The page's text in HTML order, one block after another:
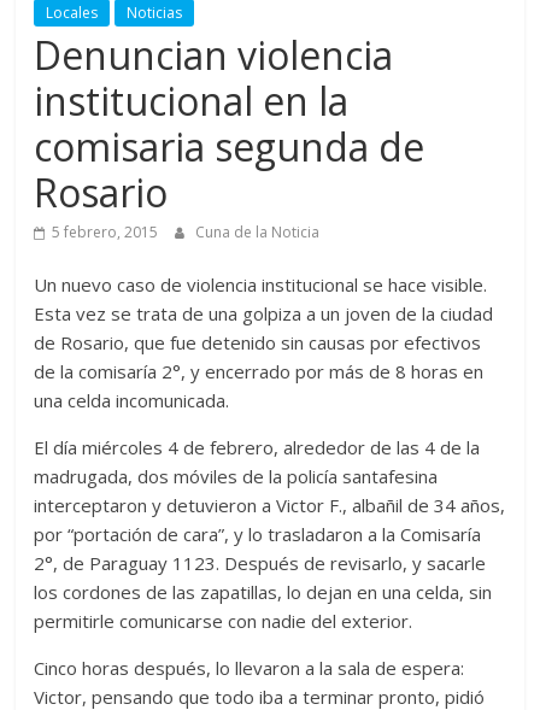
Locales Noticias
Denuncian violencia
institucional en la
comisaria segunda de
Rosario
5 febrero, 2015 Cuna de la Noticia
Un nuevo caso de violencia institucional se hace visible.
Esta vez se trata de una golpiza a un joven de la ciudad
de Rosario, que fue detenido sin causas por efectivos
de la comisaría 2°, y encerrado por más de 8 horas en
una celda incomunicada.
El día miércoles 4 de febrero, alrededor de las 4 de la
madrugada, dos móviles de la policía santafesina
interceptaron y detuvieron a Victor F., albañil de 34 años,
por “portación de cara”, y lo trasladaron a la Comisaría
2°, de Paraguay 1123. Después de revisarlo, y sacarle
los cordones de las zapatillas, lo dejan en una celda, sin
permitirle comunicarse con nadie del exterior.
Cinco horas después, lo llevaron a la sala de espera:
Victor, pensando que todo iba a terminar pronto, pidió